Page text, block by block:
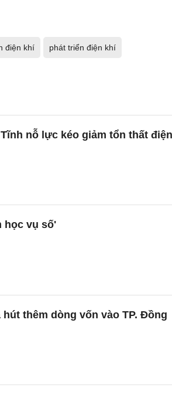
điện khí phát triển điện khí
nỗ lực kéo giảm tổn thất điện
học vụ số'
thêm dòng vốn vào TP. Đồng